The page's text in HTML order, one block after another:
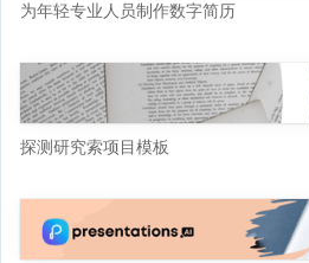
为年轻专业人员制作数字简历
探测研究索项目模板